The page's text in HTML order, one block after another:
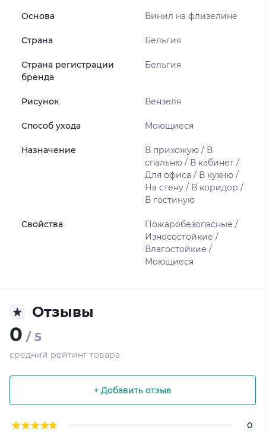
Основа Винил на флизелине
Страна Бельгия
Страна регистрации
бренда
Бельгия
Рисунок Вензеля
Способ ухода Моющиеся
Назначение
В прихожую / В
спальню / В кабинет /
Для офиса / В кухню /
На стену / В коридор /
В гостиную
Свойства
Пожаробезопасные /
Износостойкие /
Влагостойкие /
Моющиеся
Отзывы
0 / 5
средний рейтинг товара
+ Добавить отзыв
0